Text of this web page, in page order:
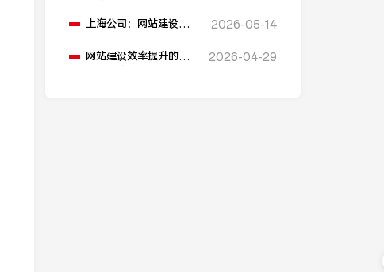
益？
上海公司：网站建设基
2026-05-14
网站建设效率提升的方
2026-04-29